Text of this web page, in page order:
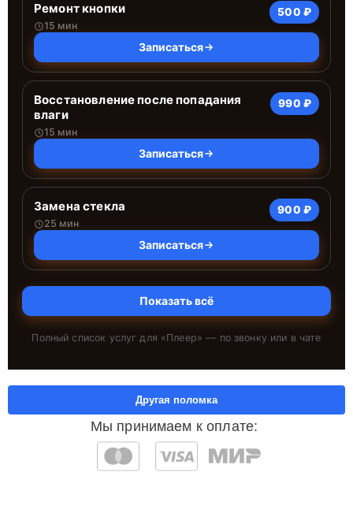
Ремонт кнопки
15 мин
500 ₽
Записаться
Восстановление после попадания
влаги
15 мин
990 ₽
Записаться
Замена стекла
25 мин
900 ₽
Записаться
Показать всё
Полный список услуг для «Плеер» — по звонку или в чате
Мы принимаем к оплате:
Другая поломка